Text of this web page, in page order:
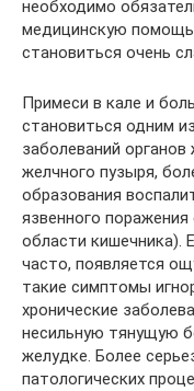
необходимо
медицинскую помощь
становиться очень
Примеси в кале и
становиться одним
заболеваний
желчного пузыря,
образования
язвенного
области кишечника).
часто, появляется
такие симптомы
хронические
несильную тянущую
желудке. Более
патологических